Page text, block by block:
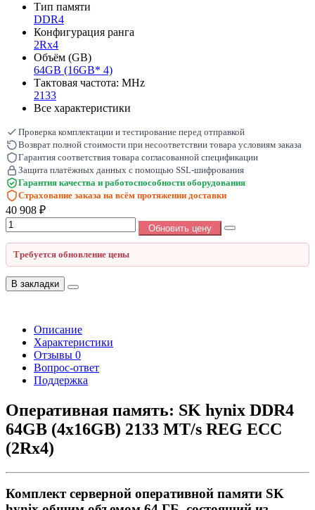
Тип памяти
DDR4
Конфигурация ранга
2Rx4
Объём (GB)
64GB (16GB* 4)
Тактовая частота: MHz
2133
Все характеристики
Проверка комплектации и тестирование перед отправкой
Возврат полной стоимости при несоответствии товара условиям заказа
Гарантия соответствия товара согласованной спецификации
Защита платёжных данных с помощью SSL-шифрования
Гарантия качества и работоспособности оборудования
Страхование заказа на всём протяжении доставки
40 908 ₽
Обновить цену
Требуется обновление цены
В закладки
Описание
Характеристики
Отзывы 0
Вопрос-ответ
Поддержка
Оперативная память: SK hynix DDR4
64GB (4x16GB) 2133 MT/s REG ECC
(2Rx4)
Комплект серверной оперативной памяти SK